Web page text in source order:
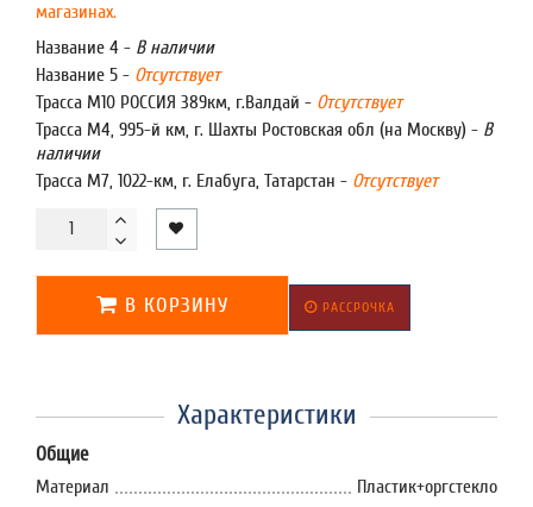
магазинах.
Название 4 - В наличии
Название 5 - Отсутствует
Трасса М10 РОССИЯ 389км, г.Валдай - Отсутствует
Трасса М4, 995-й км, г. Шахты Ростовская обл (на Москву) - В
наличии
Трасса М7, 1022-км, г. Елабуга, Татарстан - Отсутствует
В КОРЗИНУ РАССРОЧКА
Характеристики
Общие
Материал Пластик+оргстекло